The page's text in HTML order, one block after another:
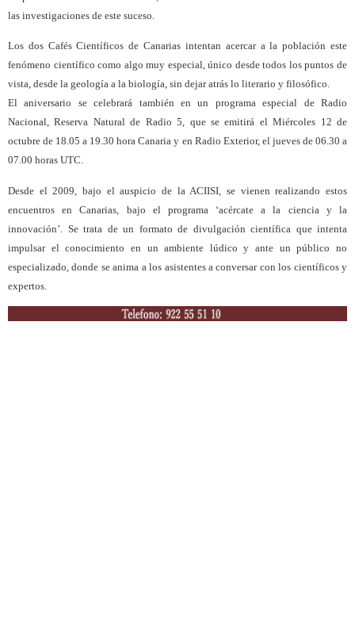
las investigaciones de este suceso.
Los dos Cafés Científicos de Canarias intentan acercar a la población este
fenómeno científico como algo muy especial, único desde todos los puntos de
vista, desde la geología a la biología, sin dejar atrás lo literario y filosófico.
El aniversario se celebrará también en un programa especial de Radio
Nacional, Reserva Natural de Radio 5, que se emitirá el Miércoles 12 de
octubre de 18.05 a 19.30 hora Canaria y en Radio Exterior, el jueves de 06.30 a
07.00 horas UTC.
Desde el 2009, bajo el auspicio de la ACIISI, se vienen realizando estos
encuentros en Canarias, bajo el programa ‘acércate a la ciencia y la
innovación’. Se trata de un formato de divulgación científica que intenta
impulsar el conocimiento en un ambiente lúdico y ante un público no
especializado, donde se anima a los asistentes a conversar con los científicos y
expertos.